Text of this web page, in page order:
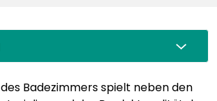
Badezimmers spielt neben den